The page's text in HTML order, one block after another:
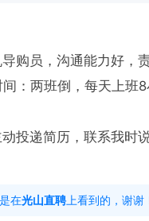
购员，沟通能力好，
投递简历，联系我时
在光山直聘 上看到的，谢谢